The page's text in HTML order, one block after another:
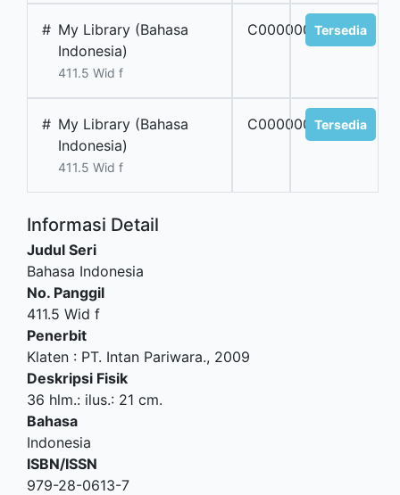
# My Library (Bahasa
Indonesia)
411.5 Wid f
C0000001579
Tersedia
# My Library (Bahasa
Indonesia)
411.5 Wid f
C0000001580
Tersedia
Informasi Detail
Judul Seri
Bahasa Indonesia
No. Panggil
411.5 Wid f
Penerbit
Klaten : PT. Intan Pariwara., 2009
Deskripsi Fisik
36 hlm.: ilus.: 21 cm.
Bahasa
Indonesia
ISBN/ISSN
979-28-0613-7